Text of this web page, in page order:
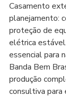
Casamento
planejamento:
proteção de
elétrica
essencial para
Banda Bem
produção
consultiva para